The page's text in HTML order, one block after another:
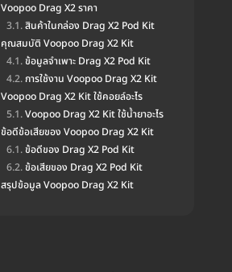
Voopoo Drag X2 ราคา
สินค้าในกล่อง Drag X2 Pod Kit
คุณสมบัติ Voopoo Drag X2 Kit
ข้อมูลจำเพาะ Drag X2 Pod Kit
การใช้งาน Voopoo Drag X2 Kit
Voopoo Drag X2 Kit ใช้คอยล์อะไร
Voopoo Drag X2 Kit ใช้น้ำยาอะไร
ข้อดีข้อเสียของ Voopoo Drag X2 Kit
ข้อดีของ Drag X2 Pod Kit
ข้อเสียของ Drag X2 Pod Kit
สรุปข้อมูล Voopoo Drag X2 Kit